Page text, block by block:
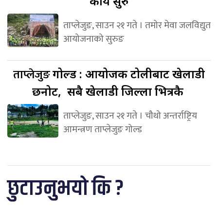
ताप्लेजुङ, साउन २१ गते । तमोर मेवा जलविद्युत
आयोजनाको सुरुङ
ताप्लेजुङगोल्ड : आयोजक टोलीबाट खेलाडी
छनोट, सबै खेलाडी जिल्ला भित्रकै
ताप्लेजुङ, साउन २१ गते । चौथो अन्तर्राष्ट्रिय
आमन्त्रण ताप्लेजुङ गोल्ड
छुटाउनुभयो कि ?